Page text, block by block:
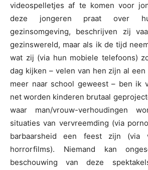
videospelletjes af te komen voor
deze jongeren praat over
gezinsomgeving, beschrijven zij
gezinswereld, maar als ik de tijd
wat zij (via hun mobiele telefoons)
dag kijken – velen van hen zijn al een
meer naar school geweest – ben ik
net worden kinderen brutaal
waar man/vrouw-verhoudingen
situaties van vervreemding (via
barbaarsheid een feest zijn (via
horrorfilms). Niemand kan
beschouwing van deze